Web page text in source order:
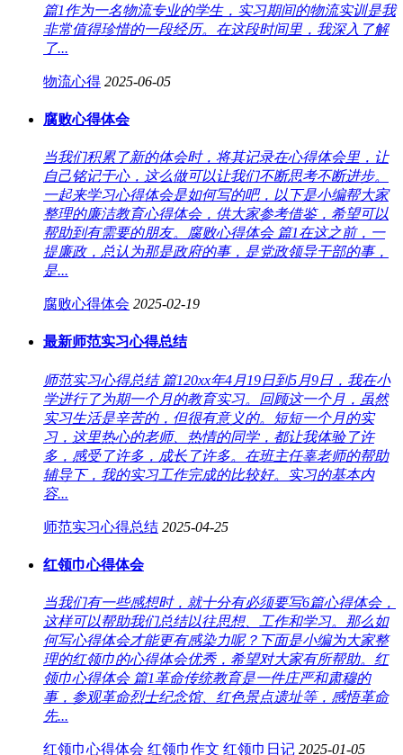
篇1作为一名物流专业的学生，实习期间的物流实训是我
非常值得珍惜的一段经历。在这段时间里，我深入了解
了...
物流心得 2025-06-05
腐败心得体会
当我们积累了新的体会时，将其记录在心得体会里，让
自己铭记于心，这么做可以让我们不断思考不断进步。
一起来学习心得体会是如何写的吧，以下是小编帮大家
整理的廉洁教育心得体会，供大家参考借鉴，希望可以
帮助到有需要的朋友。腐败心得体会 篇1在这之前，一
提廉政，总认为那是政府的事，是党政领导干部的事，
是...
腐败心得体会 2025-02-19
最新师范实习心得总结
师范实习心得总结 篇120xx年4月19日到5月9日，我在小
学进行了为期一个月的教育实习。回顾这一个月，虽然
实习生活是辛苦的，但很有意义的。短短一个月的实
习，这里热心的老师、热情的同学，都让我体验了许
多，感受了许多，成长了许多。在班主任辜老师的帮助
辅导下，我的实习工作完成的比较好。实习的基本内
容...
师范实习心得总结 2025-04-25
红领巾心得体会
当我们有一些感想时，就十分有必须要写6篇心得体会，
这样可以帮助我们总结以往思想、工作和学习。那么如
何写心得体会才能更有感染力呢？下面是小编为大家整
理的红领巾的心得体会优秀，希望对大家有所帮助。红
领巾心得体会 篇1革命传统教育是一件庄严和肃穆的
事，参观革命烈士纪念馆、红色景点遗址等，感悟革命
先...
红领巾心得体会 红领巾作文 红领巾日记 2025-01-05